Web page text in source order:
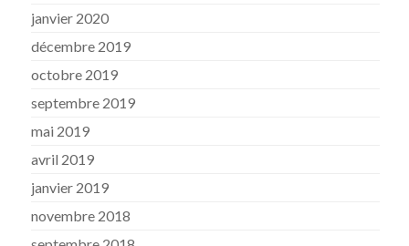
janvier 2020
décembre 2019
octobre 2019
septembre 2019
mai 2019
avril 2019
janvier 2019
novembre 2018